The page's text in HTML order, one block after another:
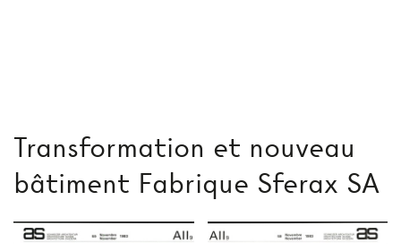
Transformation et nouveau
bâtiment Fabrique Sferax SA